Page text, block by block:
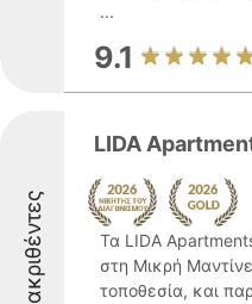
...
9.1
Διακριθέντες
LIDA
Τα LIDA
στη Μικρή
τοποθεσία, και